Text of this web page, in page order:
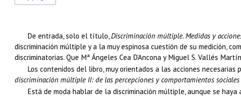
De entrada, solo el título,Discriminación múltiple. Medidas y
discriminación múltiple y a la muy espinosa cuestión de su medición,
discriminatorias. Que Mª Ángeles Cea D’Ancona y Miguel S. Vallés
Los contenidos del libro, muy orientados a las acciones
discriminación múltiple II: de las percepciones y comportamientos
Está de moda hablar de la discriminación múltiple, aunque se